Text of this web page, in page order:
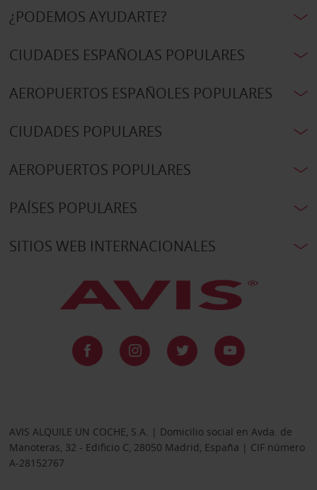
¿PODEMOS AYUDARTE?
CIUDADES ESPAÑOLAS POPULARES
AEROPUERTOS ESPAÑOLES POPULARES
CIUDADES POPULARES
AEROPUERTOS POPULARES
PAÍSES POPULARES
SITIOS WEB INTERNACIONALES
AVIS ALQUILE UN COCHE, S.A. | Domicilio social en Avda. de
Manoteras, 32 - Edificio C, 28050 Madrid, España | CIF número
A-28152767